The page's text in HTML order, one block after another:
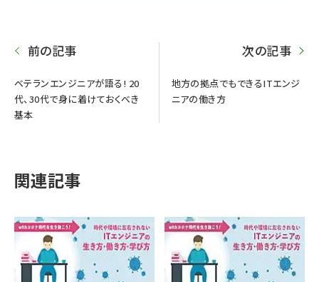
前の記事
ベテランエンジニアが語る! 20
代、30代で身に着けておくべき
基本
次の記事
地方の拠点でもできるITエンジ
ニアの働き方
関連記事